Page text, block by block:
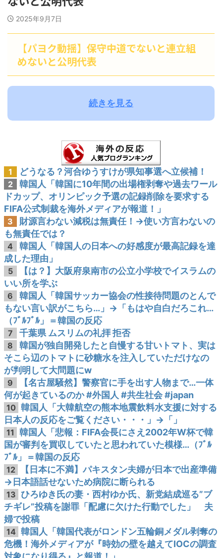
2025年9月7日
【パヨク動揺】保守中道でないと連立組
めないと公明代表
続きを見る
1 どうなる？河合ゆうすけが県知事選へ立候補！
2
韓国人「韓国に10年間の出場権剥奪や過去ワール
ドカップ、オリンピック予選の記録削除を要求する
FIFA公式制裁を海外メディアが報道！」
3
財源言わない減税は無責任！→使い方言わないの
も無責任では？
4
韓国人「韓国人の日本への好感度が最高記録を達
成した理由」
5
【は？】大阪府泉南市の公立小学校でイスラムの
いい所を学ぶ
6
韓国人「韓国サッカー協会の性接待問題のとんで
もない言い訳がこちら…」→「もはや自白だろこれ…
（ﾌﾞﾙﾌﾞﾙ」＝韓国の反応
7 千葉県 ムスリムの礼拝 拒否
8
韓国が独自開発したと自慢する甘いトマト、実は
そこら辺のトマトに砂糖水を注入していただけなの
が判明して大問題にw
9
【名古屋騒然】警察官に手を出す人物まで…一体
何が起きているのか #外国人 #共生社会 #japan
10 韓国人「大韓航空の熊本地震飲料水支援に対する
日本人の反応をご覧ください・・・」→「」
11
韓国人「悲報：FIFA会長にさえ2002年W杯で韓
国が審判を買収していたと思われていた模様…（ﾌﾞﾙ
ﾌﾞﾙ」＝韓国の反応
12
【日本に不満】パキスタン夫婦が日本で出産準備
→日本語話せないため病院に断られる
13 ひろゆき氏の妻・西村ゆか氏、新党結成巡る”ブ
チギレ”投稿を謝罪「配慮に欠けた行動でした」 夫
婦で投稿
14 韓国人「韓国代表がロンドン五輪銅メダル剥奪の
危機！海外メディアが『時効の壁を越えてIOCの調査